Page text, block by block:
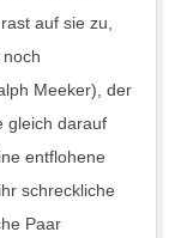
auf sie zu,
Meeker), der
gleich darauf
entflohene
schreckliche
Paar